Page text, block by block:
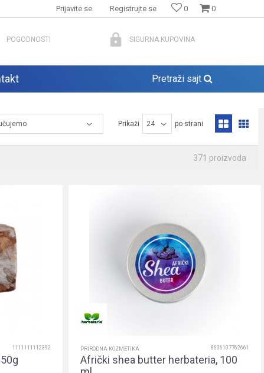
0
0
Prijavite se Registrujte se
POGODNOSTI SIGURNA KUPOVINA
Pretraži sajt
Prikaži po strani
371 proizvoda
1111111112392 PRIRODNA KOZMETIKA 8606107762661
Afrički shea butter herbateria, 100